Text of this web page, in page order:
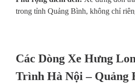
trong tỉnh Quảng Bình, không chỉ
Các Dòng Xe Hưng
Trình Hà Nội – Quảng